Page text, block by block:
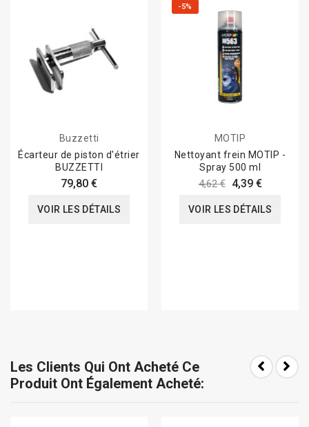
Buzzetti
Écarteur de piston d'étrier
BUZZETTI
79,80 €
VOIR LES DÉTAILS
-5%
MOTIP
Nettoyant frein MOTIP -
Spray 500 ml
4,62 € 4,39 €
VOIR LES DÉTAILS
Les Clients Qui Ont Acheté Ce
Produit Ont Également Acheté: